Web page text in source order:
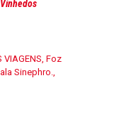
VIAGENS, Foz
Sinephro.,